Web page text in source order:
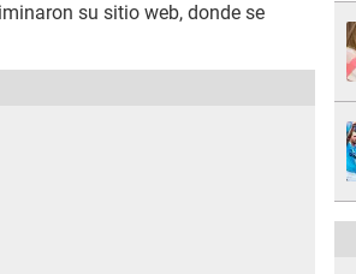
su sitio web, donde se